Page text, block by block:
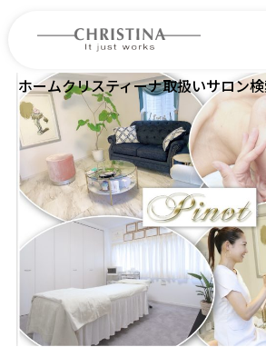
クリスティーナについて
製品について
製品の使い方
サロントリートメント
よくあるご質問
認定インストラクター・トレーナー紹介
ホームクリスティーナ取扱いサロン